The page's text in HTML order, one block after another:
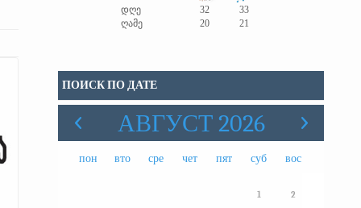
დღე
32
33
ღამე
20 21
ПОИСК ПО ДАТЕ
АВГУСТ 2026
пон вто сре чет пят суб вос
1 2